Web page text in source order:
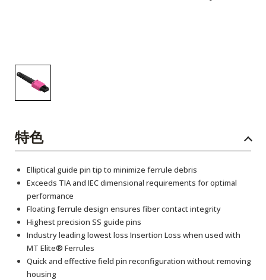
特色
Elliptical guide pin tip to minimize ferrule debris
Exceeds TIA and IEC dimensional requirements for optimal
performance
Floating ferrule design ensures fiber contact integrity
Highest precision SS guide pins
Industry leading lowest loss Insertion Loss when used with
MT Elite® Ferrules
Quick and effective field pin reconfiguration without removing
housing